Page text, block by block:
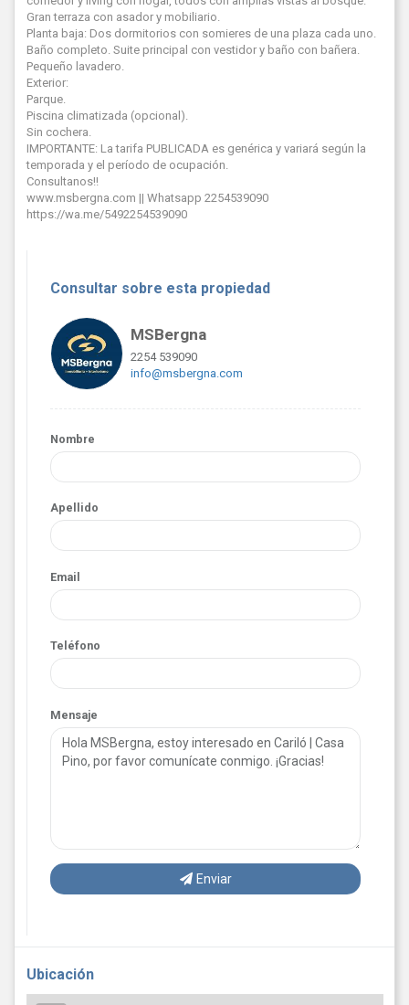
Gran terraza con asador y mobiliario.
Planta baja: Dos dormitorios con somieres de una plaza cada uno.
Baño completo. Suite principal con vestidor y baño con bañera.
Pequeño lavadero.
Exterior:
Parque.
Piscina climatizada (opcional).
Sin cochera.
IMPORTANTE: La tarifa PUBLICADA es genérica y variará según la
temporada y el período de ocupación.
Consultanos!!
www.msbergna.com || Whatsapp 2254539090
https://wa.me/5492254539090
Consultar sobre esta propiedad
MSBergna
2254 539090
info@msbergna.com
Nombre
Apellido
Email
Teléfono
Mensaje
Enviar
Ubicación